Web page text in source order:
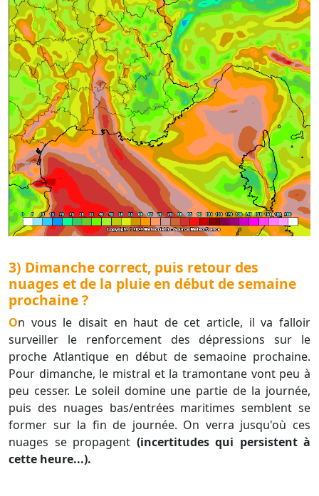
3) Dimanche correct, puis retour des
nuages et de la pluie en début de semaine
prochaine ?
On vous le disait en haut de cet article, il va falloir
surveiller le renforcement des dépressions sur le
proche Atlantique en début de semaoine prochaine.
Pour dimanche, le mistral et la tramontane vont peu à
peu cesser. Le soleil domine une partie de la journée,
puis des nuages bas/entrées maritimes semblent se
former sur la fin de journée. On verra jusqu'où ces
nuages se propagent (incertitudes qui persistent à
cette heure...).